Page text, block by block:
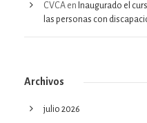
CVCA en Inaugurado el
las personas con
Archivos
julio 2026